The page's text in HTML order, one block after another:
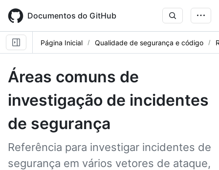
main
content
Documentos do GitHub
Página Inicial Qualidade de segurança e código
Áreas comuns de
investigação de incidentes
de segurança
Referência para investigar incidentes de
segurança em vários vetores de ataque,